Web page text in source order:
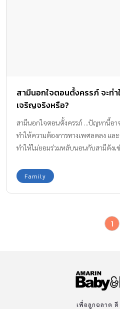
สามีนอกใจตอนตั้งครรภ์ จะทำ
เจริญจริงหรือ?
สามีนอกใจตอนตั้งครรภ์ ...ปัญหานี้อา
ทำให้ความต้องการทางเพศลดลง แ
ทำให้ไม่ยอมร่วมหลับนอนกับสามีดังเ
Family
1
เพื่อลูกฉลาด